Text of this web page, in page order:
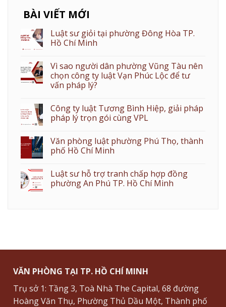
BÀI VIẾT MỚI
Luật sư giỏi tại phường Đông Hòa TP.
Hồ Chí Minh
Vì sao người dân phường Vũng Tàu nên
chọn công ty luật Vạn Phúc Lộc để tư
vấn pháp lý?
Công ty luật Tương Bình Hiệp, giải pháp
pháp lý trọn gói cùng VPL
Văn phòng luật phường Phú Thọ, thành
phố Hồ Chí Minh
Luật sư hỗ trợ tranh chấp hợp đồng
phường An Phú TP. Hồ Chí Minh
VĂN PHÒNG TẠI TP. HỒ CHÍ MINH
Trụ sở 1: Tầng 3, Toà Nhà The Capital, 68 đường
Hoàng Văn Thụ, Phường Thủ Dầu Một, Thành phố